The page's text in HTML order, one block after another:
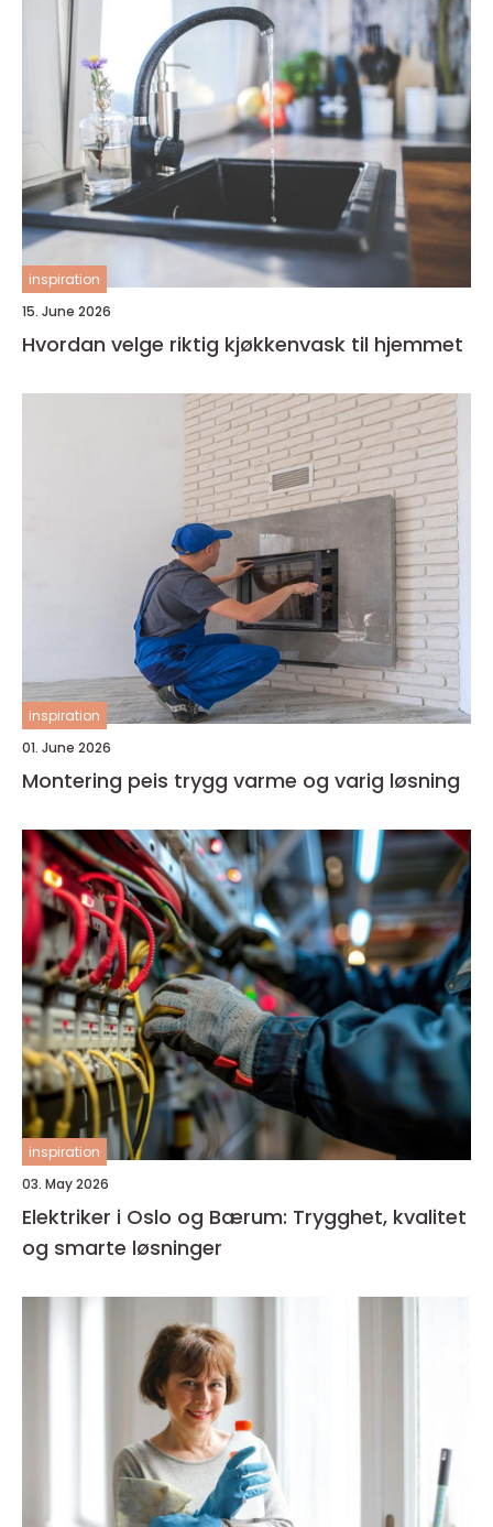
inspiration
15. June 2026
Hvordan velge riktig kjøkkenvask til hjemmet
inspiration
01. June 2026
Montering peis trygg varme og varig løsning
inspiration
03. May 2026
Elektriker i Oslo og Bærum: Trygghet, kvalitet
og smarte løsninger